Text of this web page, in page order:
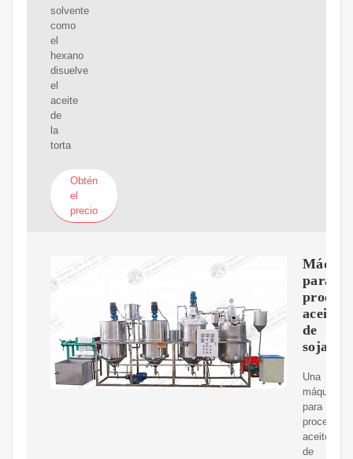
solvente
como
el
hexano
disuelve
el
aceite
de
la
torta
Obtén
el
precio
para
aceite
de
soja
Una
máquina
para
procesar
aceite
de